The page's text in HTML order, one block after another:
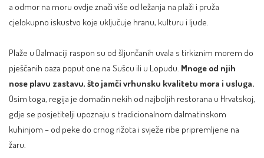
a odmor na moru ovdje znači više od ležanja na plaži i pruža
cjelokupno iskustvo koje uključuje hranu, kulturu i ljude.
Plaže u Dalmaciji raspon su od šljunčanih uvala s tirkiznim morem do
pješčanih oaza poput one na Sušcu ili u Lopudu. Mnoge od njih
nose plavu zastavu, što jamči vrhunsku kvalitetu mora i usluga.
Osim toga, regija je domaćin nekih od najboljih restorana u Hrvatskoj,
gdje se posjetitelji upoznaju s tradicionalnom dalmatinskom
kuhinjom – od peke do crnog rižota i svježe ribe pripremljene na
žaru.